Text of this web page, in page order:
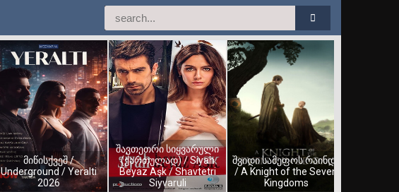
მიწისქვეშ /
Underground / Yeralti
2026
შავთეთრი სიყვარული
(ქართულად) / Siyah
Beyaz Aşk / Shavtetri
Siyvaruli
შვიდი სამეფოს რაინდი
/ A Knight of the Seven
Kingdoms